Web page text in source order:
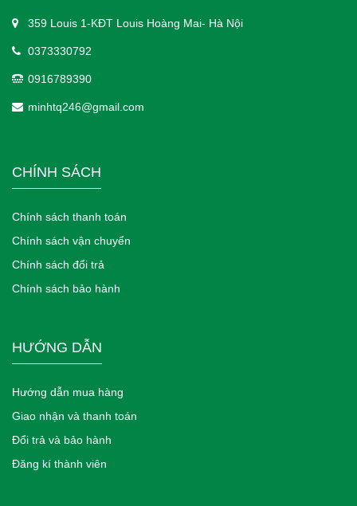
359 Louis 1-KĐT Louis Hoàng Mai- Hà Nội
0373330792
0916789390
minhtq246@gmail.com
CHÍNH SÁCH
Chính sách thanh toán
Chính sách vận chuyển
Chính sách đổi trả
Chính sách bảo hành
HƯỚNG DẪN
Hướng dẫn mua hàng
Giao nhận và thanh toán
Đổi trả và bảo hành
Đăng kí thành viên